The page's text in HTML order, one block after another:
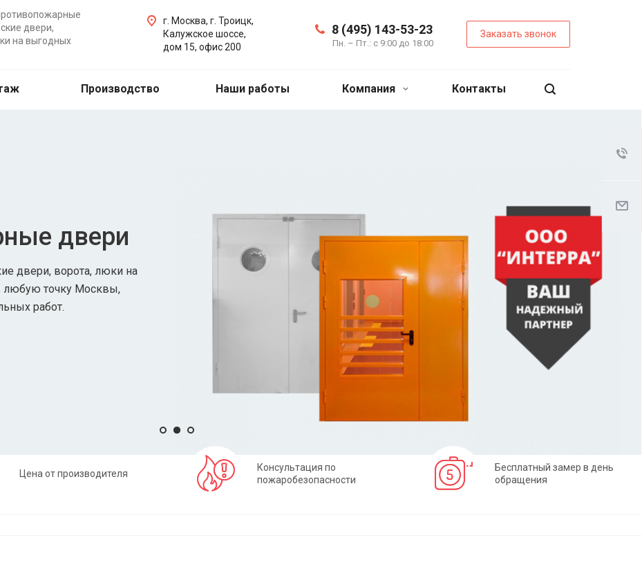
двери,
на выгодных
8 (495) 143-53-23
Пн. – Пт.: с 9:00 до 18:00
Заказать звонок
г. Москва, г. Троицк,
Калужское шоссе,
дом 15, офис 200
Производство Наши работы Компания Контакты
двери
двери, ворота, люки на
любую точку Москвы,
работ.
Цена от производителя
Консультация по
пожаробезопасности
Бесплатный замер в день
обращения